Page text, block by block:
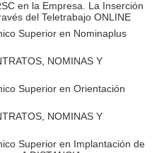
en la Empresa. La Inserción
del Teletrabajo ONLINE
Superior en Nominaplus
NOMINAS Y
Superior en Orientación
NOMINAS Y
Superior en Implantación de